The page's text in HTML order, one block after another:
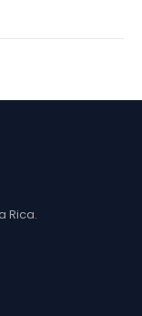
Rica.